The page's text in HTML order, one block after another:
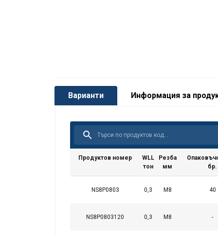
Варианти Информация за
Продуктов номер
WLL
тон
Резба
мм
бр.
NS8P0803 0,3 M8 40
NS8P0803120 0,3 M8 -